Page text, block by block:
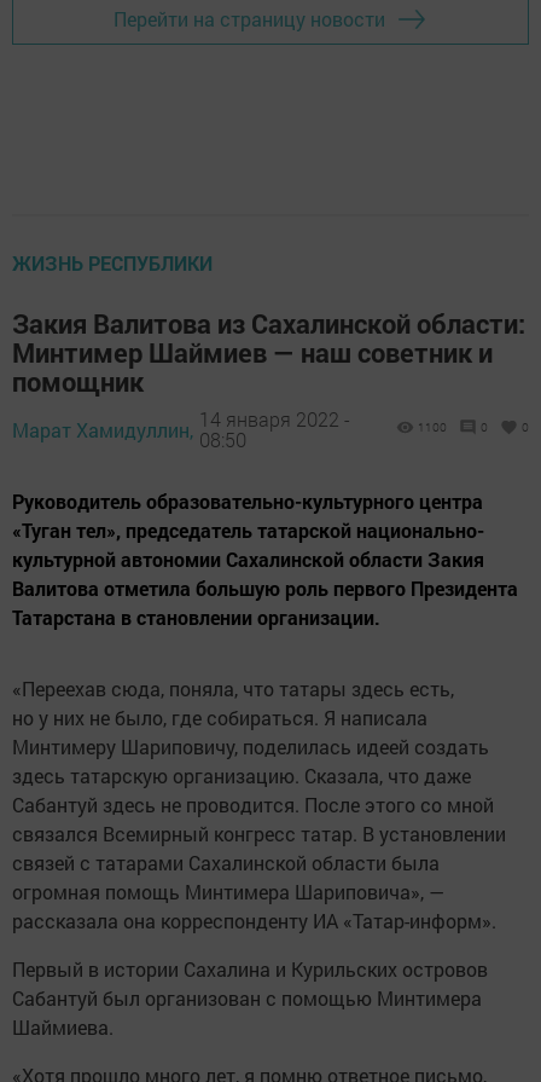
Перейти на страницу новости
ЖИЗНЬ РЕСПУБЛИКИ
Закия Валитова из Сахалинской области:
Минтимер Шаймиев — наш советник и
помощник
Марат Хамидуллин, 14 января 2022 -
08:50
1100 0 0
Руководитель образовательно-культурного центра
«Туган тел», председатель татарской национально-
культурной автономии Сахалинской области Закия
Валитова отметила большую роль первого Президента
Татарстана в становлении организации.
«Переехав сюда, поняла, что татары здесь есть,
но у них не было, где собираться. Я написала
Минтимеру Шариповичу, поделилась идеей создать
здесь татарскую организацию. Сказала, что даже
Сабантуй здесь не проводится. После этого со мной
связался Всемирный конгресс татар. В установлении
связей с татарами Сахалинской области была
огромная помощь Минтимера Шариповича», —
рассказала она корреспонденту ИА «Татар-информ».
Первый в истории Сахалина и Курильских островов
Сабантуй был организован с помощью Минтимера
Шаймиева.
«Хотя прошло много лет, я помню ответное письмо,